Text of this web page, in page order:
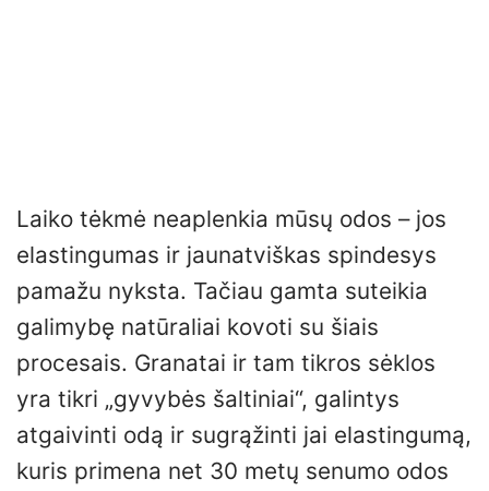
Laiko tėkmė neaplenkia mūsų odos – jos
elastingumas ir jaunatviškas spindesys
pamažu nyksta. Tačiau gamta suteikia
galimybę natūraliai kovoti su šiais
procesais. Granatai ir tam tikros sėklos
yra tikri „gyvybės šaltiniai“, galintys
atgaivinti odą ir sugrąžinti jai elastingumą,
kuris primena net 30 metų senumo odos